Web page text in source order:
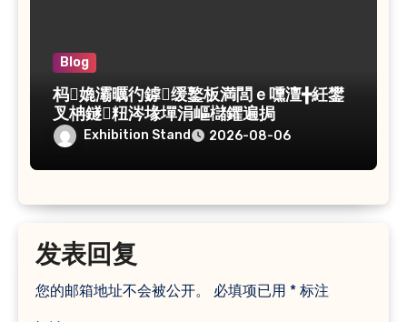
Blog
杩嫓灞曞彴鎼缓鐜板満閭ｅ嚑澶╋紝鐢
叉柟鐩粈涔堟墠涓嶇櫧鑺遍挶
Exhibition Stand 2026-08-06
发表回复
您的邮箱地址不会被公开。 必填项已用 * 标注